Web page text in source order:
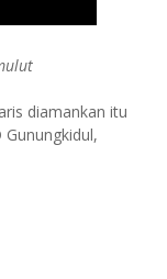
diamankan itu